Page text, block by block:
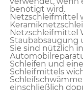
benötigt wird.
Netzschleifmittel
Netzschleifmittel
Staubabsaugung
Sie sind nützlich
Schleifen und
Schleifmittels
einschließlich